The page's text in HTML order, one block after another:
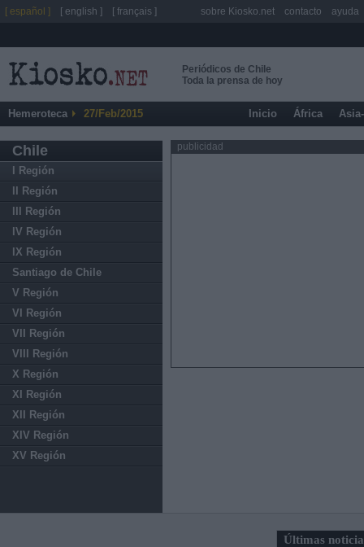
Periódicos de Chile
Toda la prensa de hoy
Hemeroteca 27/Feb/2015 Inicio África
Chile
I Región
II Región
III Región
IV Región
IX Región
Santiago de Chile
V Región
VI Región
VII Región
VIII Región
X Región
XI Región
XII Región
XIV Región
XV Región
publicidad
Últimas
[ español ] [ english ] [ français ] sobre Kiosko.net contacto ayuda